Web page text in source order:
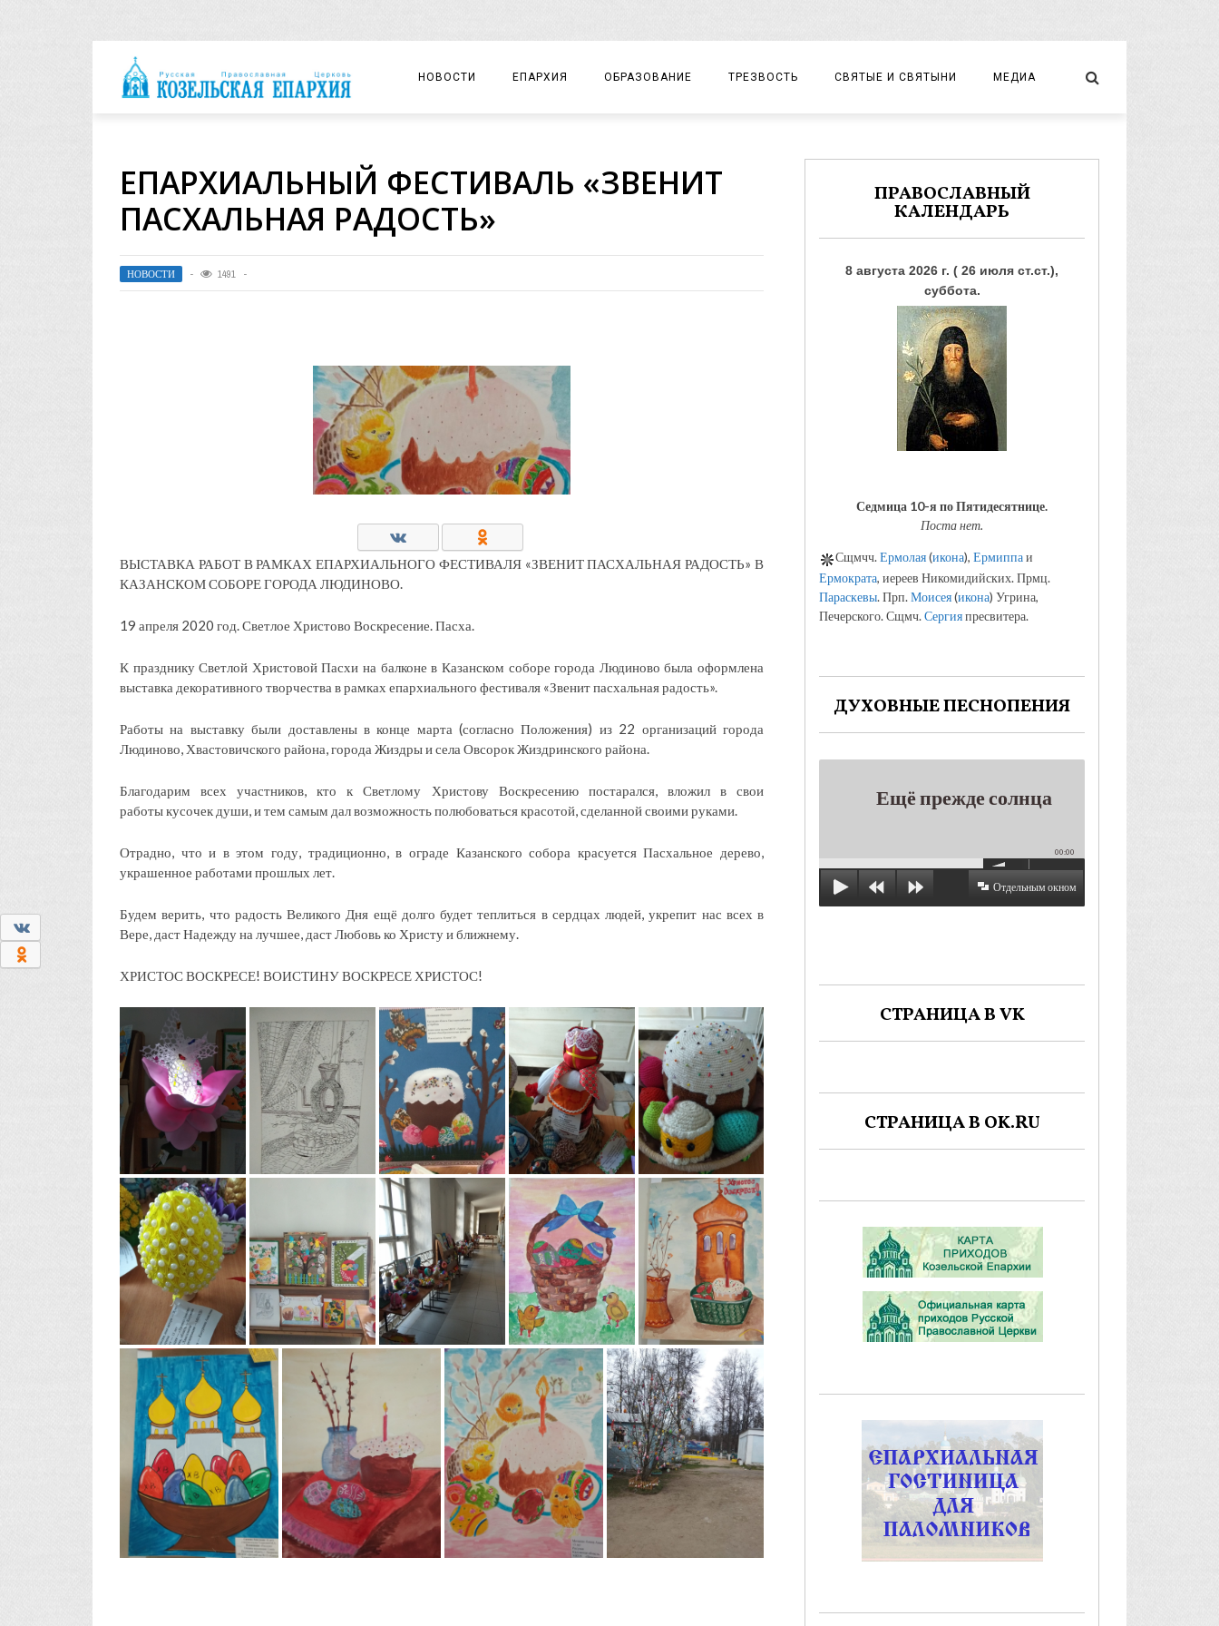
НОВОСТИ ЕПАРХИЯ
ЕПАРХИАЛЬНОЕ УПРАВЛЕНИЕ
ЕПАРХИАЛЬНЫЕ ОТДЕЛЫ
ДУХОВЕНСТВО
ХРАМЫ И МОНАСТЫРИ
МАТЕРИАЛЫ
КОНТАКТЫ/РЕКВИЗИТЫ
ОБРАЗОВАНИЕ
ЦЕНТР «ВОЗРОЖДЕНИЕ»
ТРЕЗВОСТЬ СВЯТЫЕ И СВЯТЫНИ МЕДИА
ФОТО
ЕПАРХИАЛЬНЫЙ ФЕСТИВАЛЬ «ЗВЕНИТ
ПАСХАЛЬНАЯ РАДОСТЬ»
НОВОСТИ 1491
ВЫСТАВКА РАБОТ В РАМКАХ ЕПАРХИАЛЬНОГО ФЕСТИВАЛЯ «ЗВЕНИТ ПАСХАЛЬНАЯ РАДОСТЬ» В
КАЗАНСКОМ СОБОРЕ ГОРОДА ЛЮДИНОВО.
19 апреля 2020 год. Светлое Христово Воскресение. Пасха.
К празднику Светлой Христовой Пасхи на балконе в Казанском соборе города Людиново была оформлена
выставка декоративного творчества в рамках епархиального фестиваля «Звенит пасхальная радость».
Работы на выставку были доставлены в конце марта (согласно Положения) из 22 организаций города
Людиново, Хвастовичского района, города Жиздры и села Овсорок Жиздринского района.
Благодарим всех участников, кто к Светлому Христову Воскресению постарался, вложил в свои
работы кусочек души, и тем самым дал возможность полюбоваться красотой, сделанной своими руками.
Отрадно, что и в этом году, традиционно, в ограде Казанского собора красуется Пасхальное дерево,
украшенное работами прошлых лет.
Будем верить, что радость Великого Дня ещё долго будет теплиться в сердцах людей, укрепит нас всех в
Вере, даст Надежду на лучшее, даст Любовь ко Христу и ближнему.
ХРИСТОС ВОСКРЕСЕ! ВОИСТИНУ ВОСКРЕСЕ ХРИСТОС!
ПРАВОСЛАВНЫЙ
КАЛЕНДАРЬ
8 августа 2026 г. ( 26 июля ст.ст.),
суббота.
Седмица 10-я по Пятидесятнице.
Поста нет.
Сщмчч.Ермолая(икона), Ермиппаи
Ермократа, иереев Никомидийских. Прмц.
Параскевы. Прп.Моисея(икона) Угрина,
Печерского. Сщмч.Сергияпресвитера.
ДУХОВНЫЕ ПЕСНОПЕНИЯ
Ещё прежде солнца
00:00
Отдельным окном
СТРАНИЦА В VK
СТРАНИЦА В OK.RU